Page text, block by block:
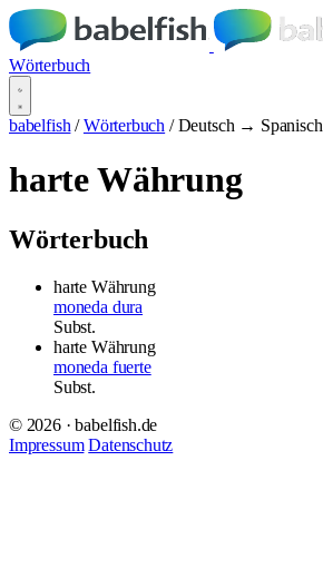
Wörterbuch
babelfish / Wörterbuch / Deutsch → Spanisch
harte Währung
Wörterbuch
harte Währung
moneda dura
Subst.
harte Währung
moneda fuerte
Subst.
© 2026 · babelfish.de
Impressum Datenschutz